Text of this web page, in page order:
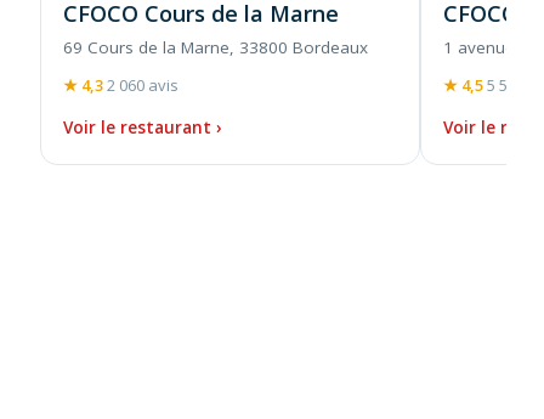
CFOCO Cours de la Marne
69 Cours de la Marne, 33800 Bordeaux
★ 4,32 060 avis
Voir le restaurant ›
CFOCO
1 avenue
★ 4,55 523
Voir le